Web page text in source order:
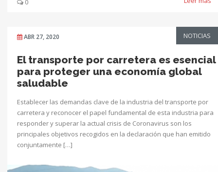
ABR 27, 2020 NOTICIAS
El transporte por carretera es esencial
para proteger una economía global
saludable
Establecer las demandas clave de la industria del transporte por
carretera y reconocer el papel fundamental de esta industria para
responder y superar la actual crisis de Coronavirus son los
principales objetivos recogidos en la declaración que han emitido
conjuntamente […]